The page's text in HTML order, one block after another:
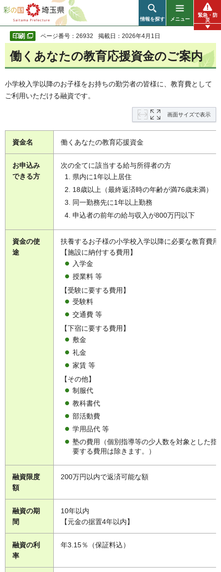
彩の国 埼玉県
情報を探す メニュー
緊急・防
災
ページ番号：26932 掲載日：2026年4月1日
働くあなたの教育応援資金のご案内
小学校入学以降のお子様をお持ちの勤労者の皆様に、教育費として
ご利用いただける融資です。
画面サイズで表示
資金名 働くあなたの教育応援資金
お申込み
できる方
次の全てに該当する給与所得者の方
県内に1年以上居住
18歳以上（最終返済時の年齢が満76歳未満）
同一勤務先に1年以上勤務
申込者の前年の給与収入が800万円以下
資金の使
途
扶養するお子様の小学校入学以降に必要な教育費用
【施設に納付する費用】
入学金
授業料 等
【受験に要する費用】
受験料
交通費 等
【下宿に要する費用】
敷金
礼金
家賃 等
【その他】
制服代
教科書代
部活動費
学用品代 等
塾の費用（個別指導等の少人数を対象とした指
要する費用は除きます。）
融資限度
額
200万円以内で返済可能な額
融資の期
間
10年以内
【元金の据置4年以内】
融資の利
率
年3.15％（保証料込）